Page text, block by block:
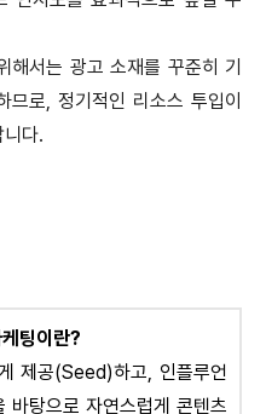
해서는 광고 소재를 꾸준히 기
므로, 정기적인 리소스 투입이
다.
팅이란?
제공(Seed)하고, 인플루언
바탕으로 자연스럽게 콘텐츠